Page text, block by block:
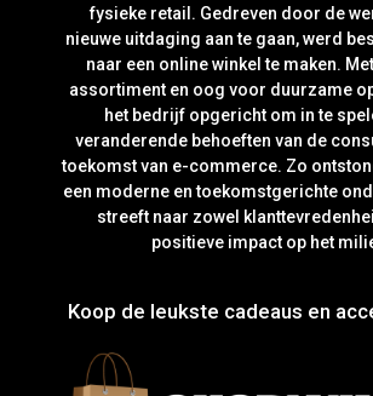
fysieke retail. Gedreven door de
nieuwe uitdaging aan te gaan, werd
naar een online winkel te maken.
assortiment en oog voor duurzame
het bedrijf opgericht om in te
veranderende behoeften van de
toekomst van e-commerce. Zo
een moderne en toekomstgerichte
streeft naar zowel
positieve impact op het
Koop de leukste cadeaus en